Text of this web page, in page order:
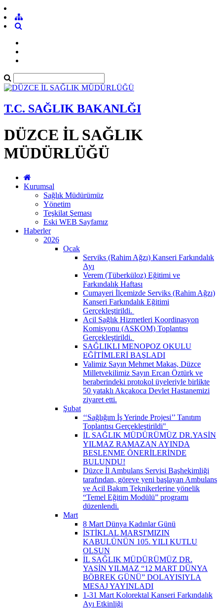
T.C. SAĞLIK BAKANLĞI
DÜZCE İL SAĞLIK
MÜDÜRLÜĞÜ
Kurumsal
Sağlık Müdürümüz
Yönetim
Teşkilat Şeması
Eski WEB Sayfamız
Haberler
2026
Ocak
Serviks (Rahim Ağzı) Kanseri Farkındalık
Ayı
Verem (Tüberküloz) Eğitimi ve
Farkındalık Haftası
Cumayeri İlçemizde Serviks (Rahim Ağzı)
Kanseri Farkındalık Eğitimi
Gerçekleştirildi. ​
Acil Sağlık Hizmetleri Koordinasyon
Komisyonu (ASKOM) Toplantısı
Gerçekleştirildi. ​
SAĞLIKLI MENOPOZ OKULU
EĞİTİMLERİ BAŞLADI
Valimiz Sayın Mehmet Makas, Düzce
Milletvekilimiz Sayın Ercan Öztürk ve
beraberindeki protokol üyeleriyle birlikte
50 yataklı Akçakoca Devlet Hastanemizi
ziyaret etti.
Şubat
‘‘Sağlığım İş Yerinde Projesi’’ Tanıtım
Toplantısı Gerçekleştirildi" ​
İL SAĞLIK MÜDÜRÜMÜZ DR.YASİN
YILMAZ RAMAZAN AYINDA
BESLENME ÖNERİLERİNDE
BULUNDU!
Düzce İl Ambulans Servisi Başhekimliği
tarafından, göreve yeni başlayan Ambulans
ve Acil Bakım Teknikerlerine yönelik
“Temel Eğitim Modülü” programı
düzenlendi.
Mart
8 Mart Dünya Kadınlar Günü
İSTİKLAL MARŞI'MIZIN
KABULÜNÜN 105. YILI KUTLU
OLSUN
İL SAĞLIK MÜDÜRÜMÜZ DR.
YASİN YILMAZ “12 MART DÜNYA
BÖBREK GÜNÜ” DOLAYISIYLA
MESAJ YAYINLADI
1-31 Mart Kolorektal Kanseri Farkındalık
Ayı Etkinliği